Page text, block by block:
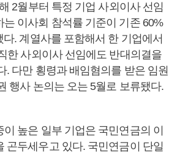
2월부터 특정 기업 사외이사 선임
는 이사회 참석률 기준이 기존 60%
. 계열사를 포함해서 한 기업에서
한 사외이사 선임에도 반대의결을
. 다만 횡령과 배임혐의를 받은 임원
행사 논의는 오는 5월로 보류됐다.
높은 일부 기업은 국민연금의 이
곤두세우고 있다. 국민연금이 단일